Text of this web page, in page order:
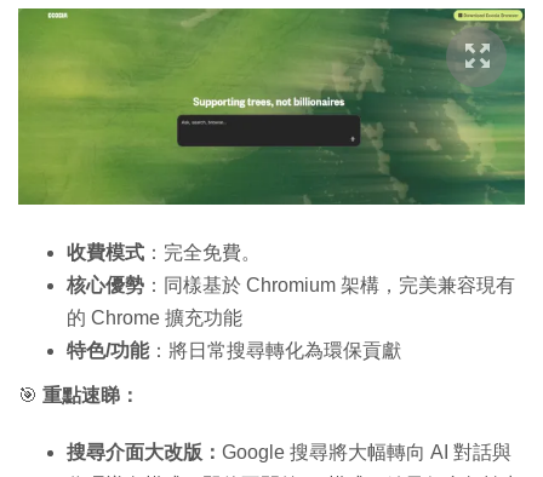
收費模式 ：完全免費。
核心優勢 ： 同樣基於 Chromium 架構，完美兼容現有
的 Chrome 擴充功能
特色/功能：將日常搜尋轉化為環保貢獻
🎯 重點速睇：
搜尋介面大改版： Google 搜尋將大幅轉向 AI 對話與